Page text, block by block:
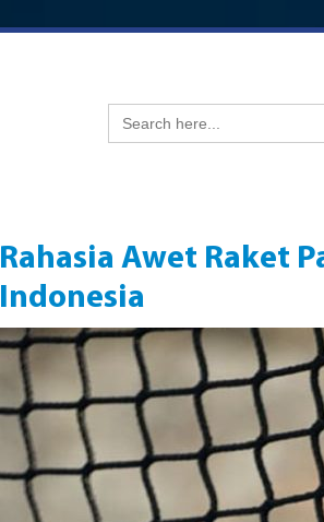
Search
for:
Rahasia Awet Raket
Indonesia